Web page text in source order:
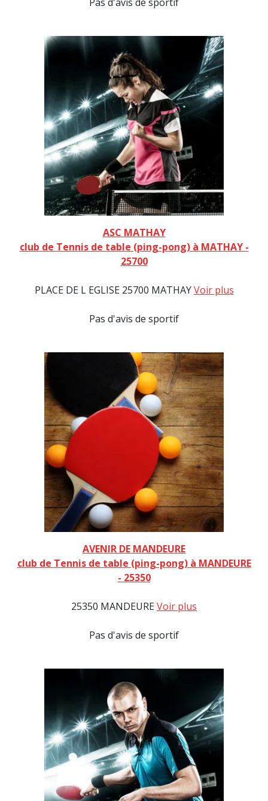
ASC MATHAY
club de Tennis de table (ping-pong) à MATHAY -
25700
PLACE DE L EGLISE 25700 MATHAYVoir plus
Pas d'avis de sportif
AVENIR DE MANDEURE
club de Tennis de table (ping-pong) à MANDEURE
- 25350
25350 MANDEUREVoir plus
Pas d'avis de sportif